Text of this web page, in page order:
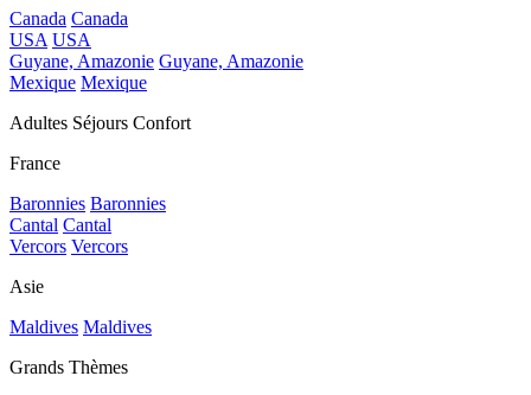
Canada Canada
USA USA
Guyane, Amazonie Guyane, Amazonie
Mexique Mexique
Adultes Séjours Confort
France
Baronnies Baronnies
Cantal Cantal
Vercors Vercors
Asie
Maldives Maldives
Grands Thèmes